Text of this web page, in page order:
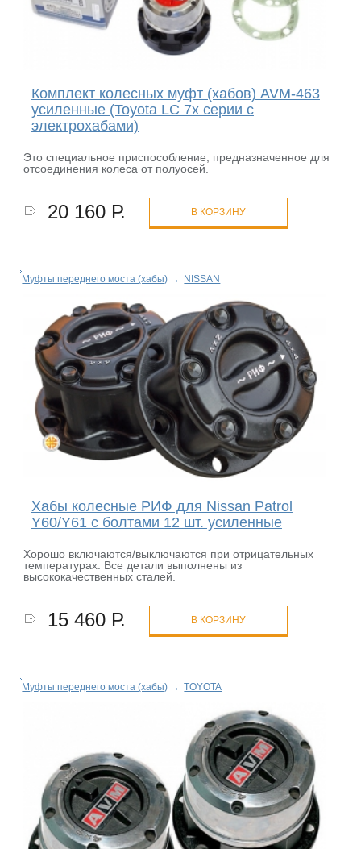
Комплект колесных муфт (хабов) AVM-463
усиленные (Toyota LC 7х серии c
электрохабами)
Это специальное приспособление, предназначенное для
отсоединения колеса от полуосей.
20 160 Р. В КОРЗИНУ
Муфты переднего моста (хабы) → NISSAN
Хабы колесные РИФ для Nissan Patrol
Y60/Y61 c болтами 12 шт. усиленные
Хорошо включаются/выключаются при отрицательных
температурах. Все детали выполнены из
высококачественных сталей.
15 460 Р. В КОРЗИНУ
Муфты переднего моста (хабы) → TOYOTA